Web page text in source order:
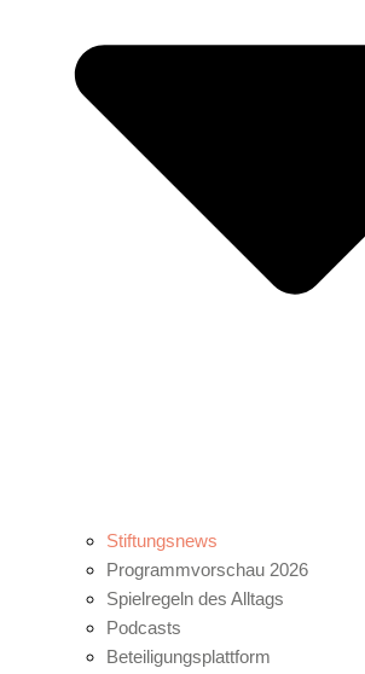
Stiftungsnews
Programmvorschau 2026
Spielregeln des Alltags
Podcasts
Beteiligungsplattform